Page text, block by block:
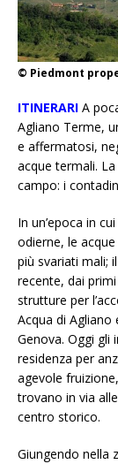
© Piedmont
ITINERARI A
Agliano Terme,
e affermatosi,
acque termali.
campo: i
In un’epoca in
odierne, le
più svariati mali;
recente, dai
strutture per
Acqua di
Genova. Oggi gli
residenza per
agevole
trovano in via
centro storico.
Giungendo nella